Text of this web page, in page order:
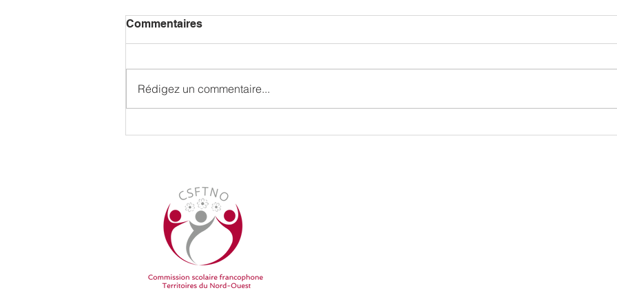
du Nord-Ouest
Commentaires
Rédigez un commentaire...